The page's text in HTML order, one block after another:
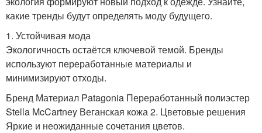
какие тренды будут определять моду будущего.
1. Устойчивая мода
Экологичность остаётся ключевой темой. Бренды
используют переработанные материалы и
минимизируют отходы.
Бренд Материал Patagonia Переработанный полиэстер
Stella McCartney Веганская кожа 2. Цветовые решения
Яркие и неожиданные сочетания цветов.